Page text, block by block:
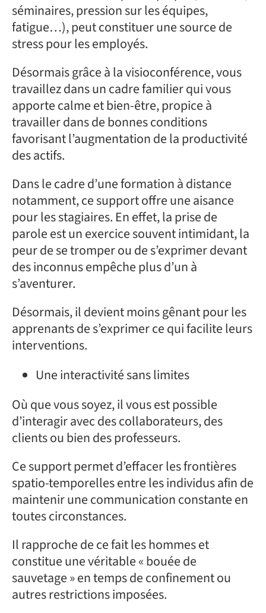
séminaires, pression sur les équipes,
fatigue…), peut constituer une source de
stress pour les employés.
Désormais grâce à la visioconférence, vous
travaillez dans un cadre familier qui vous
apporte calme et bien-être, propice à
travailler dans de bonnes conditions
favorisant l’augmentation de la productivité
des actifs.
Dans le cadre d’une formation à distance
notamment, ce support offre une aisance
pour les stagiaires. En effet, la prise de
parole est un exercice souvent intimidant, la
peur de se tromper ou de s’exprimer devant
des inconnus empêche plus d’un à
s’aventurer.
Désormais, il devient moins gênant pour les
apprenants de s’exprimer ce qui facilite leurs
interventions.
Une interactivité sans limites
Où que vous soyez, il vous est possible
d’interagir avec des collaborateurs, des
clients ou bien des professeurs.
Ce support permet d’effacer les frontières
spatio-temporelles entre les individus afin de
maintenir une communication constante en
toutes circonstances.
Il rapproche de ce fait les hommes et
constitue une véritable « bouée de
sauvetage » en temps de confinement ou
autres restrictions imposées.